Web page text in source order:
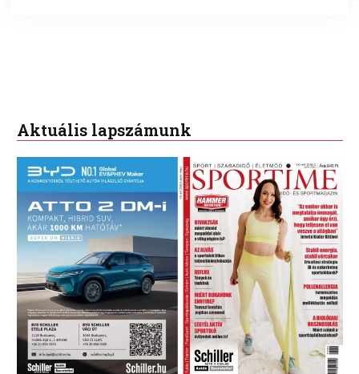
Aktuális lapszámunk